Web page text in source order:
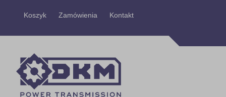
Koszyk Zamówienia KontaktPrzejdź